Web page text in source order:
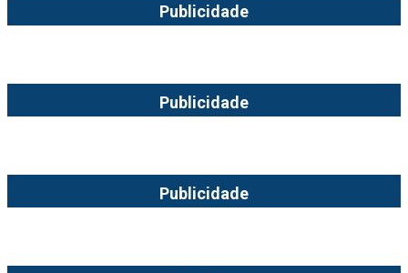
Publicidade
Publicidade
Publicidade